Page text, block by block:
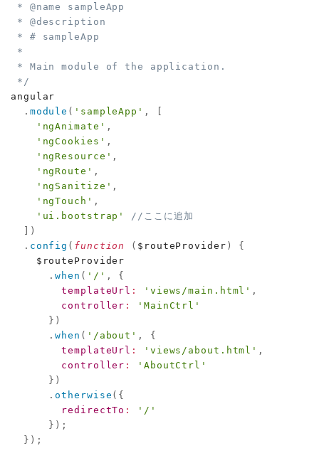
* @name sampleApp
* @description
* # sampleApp
*
* Main module of the application.
*/
angular
. module ( 'sampleApp' ,
'ngAnimate' ,
'ngCookies' ,
'ngResource' ,
'ngRoute' ,
'ngSanitize' ,
'ngTouch' ,
'ui.bootstrap'
//ここに追加
)
. config ( function ( $routeProvider )
{
    $routeProvider
.when ( '/' ,
{
templateUrl : 'views/main.html' ,
controller :
'MainCtrl'
} )
.when ( '/about' ,
{
templateUrl : 'views/about.html' ,
controller :
'AboutCtrl'
} )
.otherwise ( {
redirectTo :
'/'
} ) ;
} ) ;